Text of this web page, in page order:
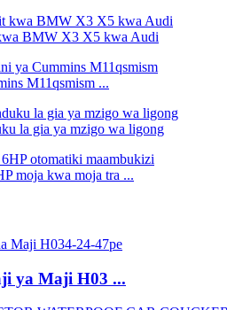
BMW X3 X5 kwa Audi
M11qsmism ...
la gia ya mzigo wa ligong
moja kwa moja tra ...
ya Maji H03 ...